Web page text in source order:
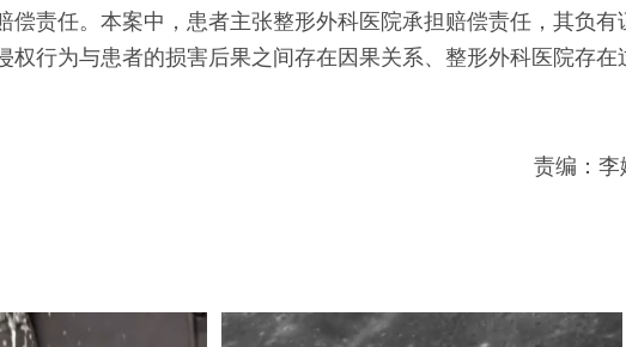
责任。本案中，患者主张整形外科医院承担赔偿责任，其负有
行为与患者的损害后果之间存在因果关系、整形外科医院存在
责编：李